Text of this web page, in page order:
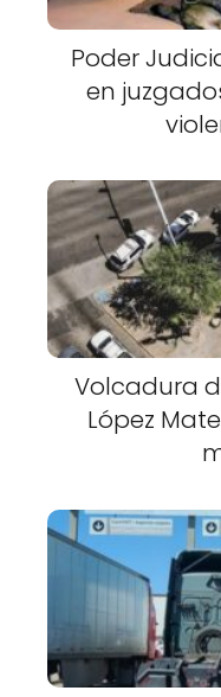
Poder
en
Volcadura
López